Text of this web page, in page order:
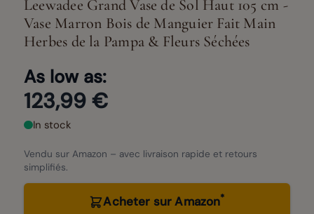
Leewadee Grand Vase de Sol Haut 105 cm -
Vase Marron Bois de Manguier Fait Main
Herbes de la Pampa & Fleurs Séchées
As low as:
123,99 €
In stock
Vendu sur Amazon – avec livraison rapide et retours
simplifiés.
Acheter sur Amazon*